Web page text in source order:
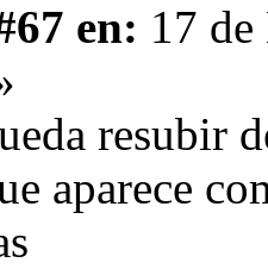
en: 17
resubir
aparece